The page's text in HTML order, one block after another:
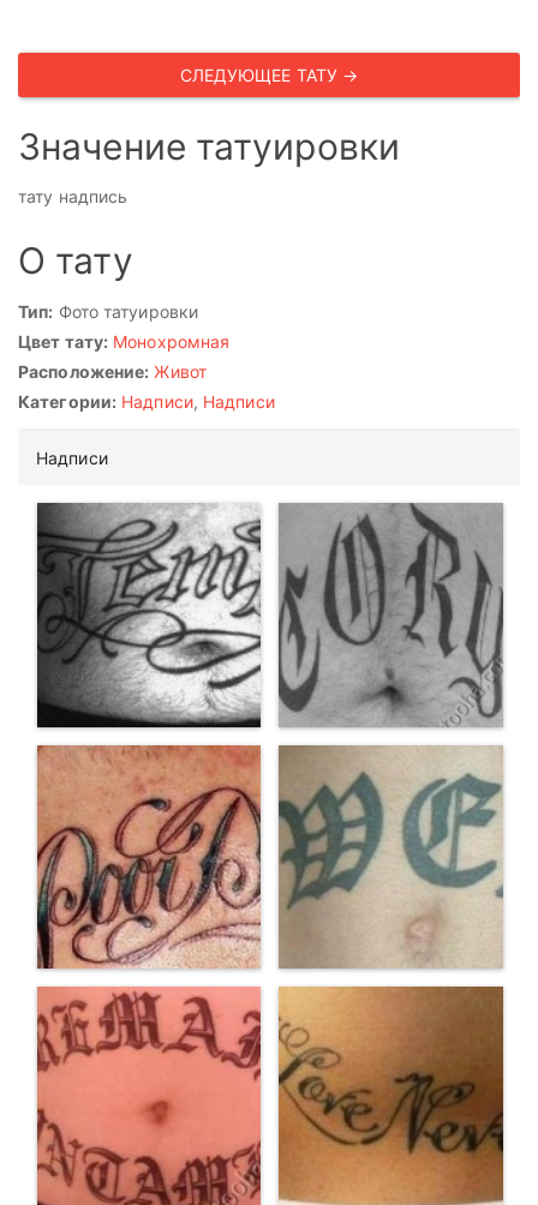
СЛЕДУЮЩЕЕ ТАТУ →
Значение татуировки
тату надпись
О тату
Тип: Фото татуировки
Цвет тату: Монохромная
Расположение: Живот
Категории: Надписи, Надписи
Надписи